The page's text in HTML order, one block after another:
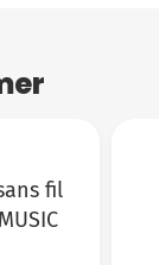
fil